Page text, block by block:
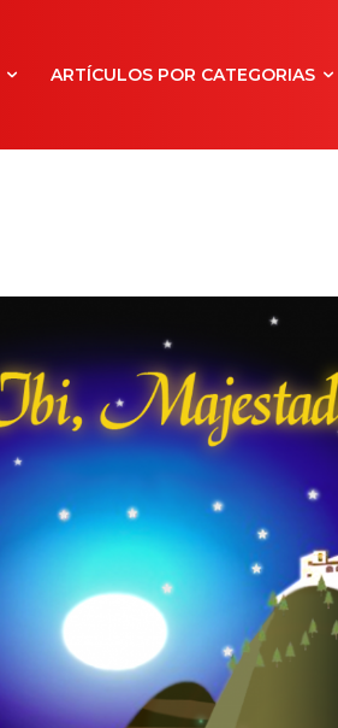
ARTÍCULOS POR CATEGORIAS